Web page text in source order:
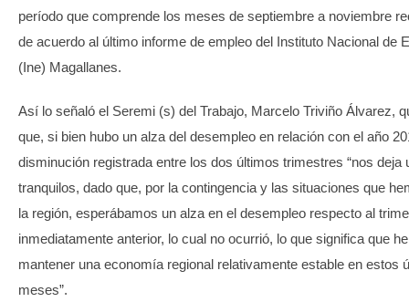
período que comprende los meses de septiembre a noviembre
de acuerdo al último informe de empleo del Instituto Nacional de
(Ine) Magallanes.
Así lo señaló el Seremi (s) del Trabajo, Marcelo Triviño Álvarez,
que, si bien hubo un alza del desempleo en relación con el año
disminución registrada entre los dos últimos trimestres “nos deja
tranquilos, dado que, por la contingencia y las situaciones que
la región, esperábamos un alza en el desempleo respecto al
inmediatamente anterior, lo cual no ocurrió, lo que significa que
mantener una economía regional relativamente estable en estos
meses”.